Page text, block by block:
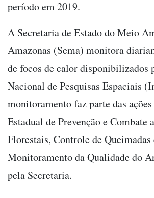
período em 2019.
A Secretaria de Estado do Meio
Amazonas (Sema) monitora
de focos de calor disponibilizados
Nacional de Pesquisas Espaciais
monitoramento faz parte das
Estadual de Prevenção e Combate
Florestais, Controle de Queimadas
Monitoramento da Qualidade do
pela Secretaria.